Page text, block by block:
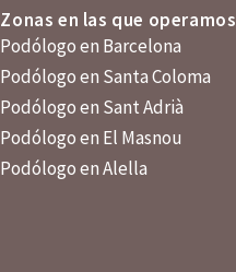
Zonas en las que operamos
Podólogo en Barcelona
Podólogo en Santa Coloma
Podólogo en Sant Adrià
Podólogo en El Masnou
Podólogo en Alella